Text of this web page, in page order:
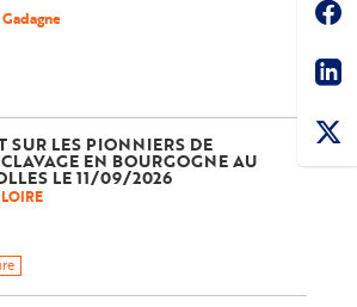
SUR LES PIONNIERS DE
EN BOURGOGNE AU
LE 11/09/2026